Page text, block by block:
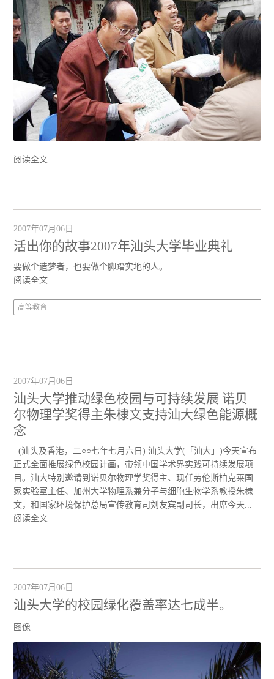
阅读全文
2007年07月06日
活出你的故事2007年汕头大学毕业典礼
要做个造梦者，也要做个脚踏实地的人。
阅读全文
高等教育
2007年07月06日
汕头大学推动绿色校园与可持续发展 诺贝
尔物理学奖得主朱棣文支持汕大绿色能源概
念
(汕头及香港，二○○七年七月六日) 汕头大学(「汕大」)今天宣布
正式全面推展绿色校园计画，带领中国学术界实践可持续发展项
目。汕大特别邀请到诺贝尔物理学奖得主、现任劳伦斯柏克莱国
家实验室主任、加州大学物理系兼分子与细胞生物学系教授朱棣
文，和国家环境保护总局宣传教育司刘友宾副司长，出席今天...
阅读全文
2007年07月06日
汕头大学的校园绿化覆盖率达七成半。
图像